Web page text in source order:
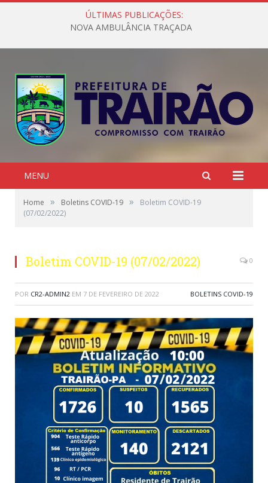
ÚLTIMAS PUBLICAÇÕES:
NOVA AMBULÂNCIA TRAÇADA
MENU
Home » Boletins COVID-19 »
Boletim COVID-19
(07/02/2022)
Boletim COVID-19 (07/02/2022) 0
POR CR2-ADMIN2 EM 7 DE FEVEREIRO DE 2022 BOLETINS COVID-19